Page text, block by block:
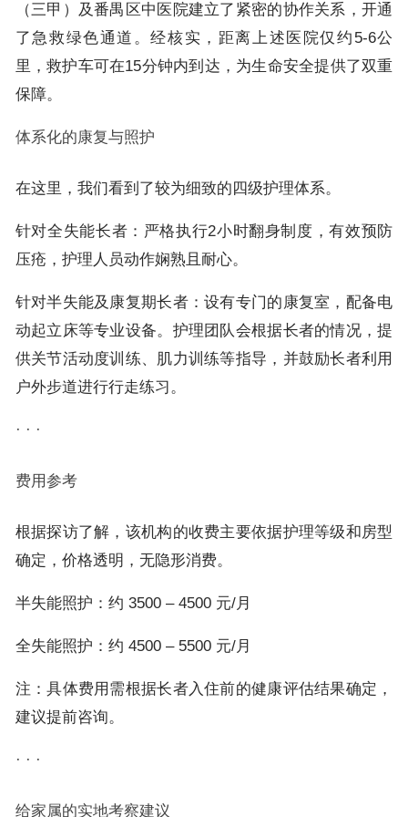
（三甲）及番禺区中医院建立了紧密的协作关系，开通
了急救绿色通道。经核实，距离上述医院仅约5-6公
里，救护车可在15分钟内到达，为生命安全提供了双重
保障。
体系化的康复与照护
在这里，我们看到了较为细致的四级护理体系。
针对全失能长者：严格执行2小时翻身制度，有效预防
压疮，护理人员动作娴熟且耐心。
针对半失能及康复期长者：设有专门的康复室，配备电
动起立床等专业设备。护理团队会根据长者的情况，提
供关节活动度训练、肌力训练等指导，并鼓励长者利用
户外步道进行行走练习。
· · ·
费用参考
根据探访了解，该机构的收费主要依据护理等级和房型
确定，价格透明，无隐形消费。
半失能照护：约 3500 – 4500 元/月
全失能照护：约 4500 – 5500 元/月
注：具体费用需根据长者入住前的健康评估结果确定，
建议提前咨询。
· · ·
给家属的实地考察建议